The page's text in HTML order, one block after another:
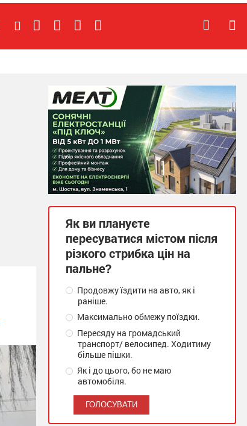
Як ви плануєте
пересуватися містом після
різкого стрибка цін на
пальне?
Продовжу їздити на авто, як і
раніше.
Максимально обмежу поїздки.
Пересяду на громадський
транспорт/ велосипед. Ходитиму
більше пішки.
Як і до цього, бо не маю
автомобіля.